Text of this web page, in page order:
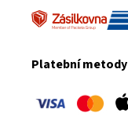
Platební metody